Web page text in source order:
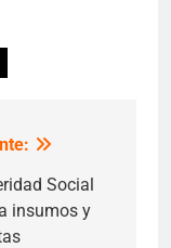
Social
insumos y